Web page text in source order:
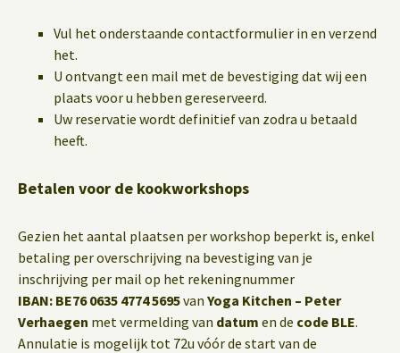
Vul het onderstaande contactformulier in en verzend
het.
U ontvangt een mail met de bevestiging dat wij een
plaats voor u hebben gereserveerd.
Uw reservatie wordt definitief van zodra u betaald
heeft.
Betalen voor de kookworkshops
Gezien het aantal plaatsen per workshop beperkt is, enkel
betaling per overschrijving na bevestiging van je
inschrijving per mail op het rekeningnummer
IBAN: BE76 0635 4774 5695van Yoga Kitchen – Peter
Verhaegen met vermelding van datum en de code BLE.
Annulatie is mogelijk tot 72u vóór de start van de